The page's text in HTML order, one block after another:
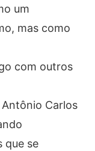
um
mas como
com outros
Carlos
que se